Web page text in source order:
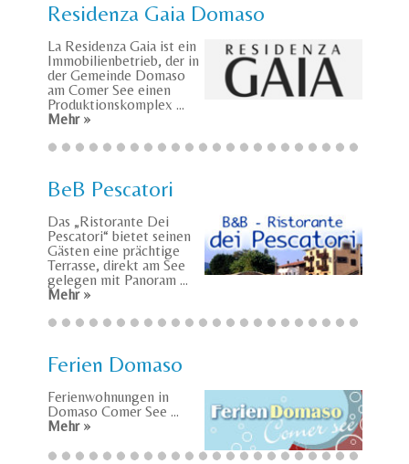
Residenza Gaia Domaso
La Residenza Gaia ist ein
Immobilienbetrieb, der in
der Gemeinde Domaso
am Comer See einen
Produktionskomplex ...
Mehr »
BeB Pescatori
Das „Ristorante Dei
Pescatori“ bietet seinen
Gästen eine prächtige
Terrasse, direkt am See
gelegen mit Panoram ...
Mehr »
Ferien Domaso
Ferienwohnungen in
Domaso Comer See ...
Mehr »